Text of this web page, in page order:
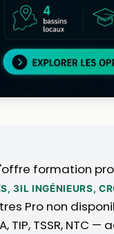
formation
3IL INGÉNIEURS,
Pro non
TIP, TSSR,